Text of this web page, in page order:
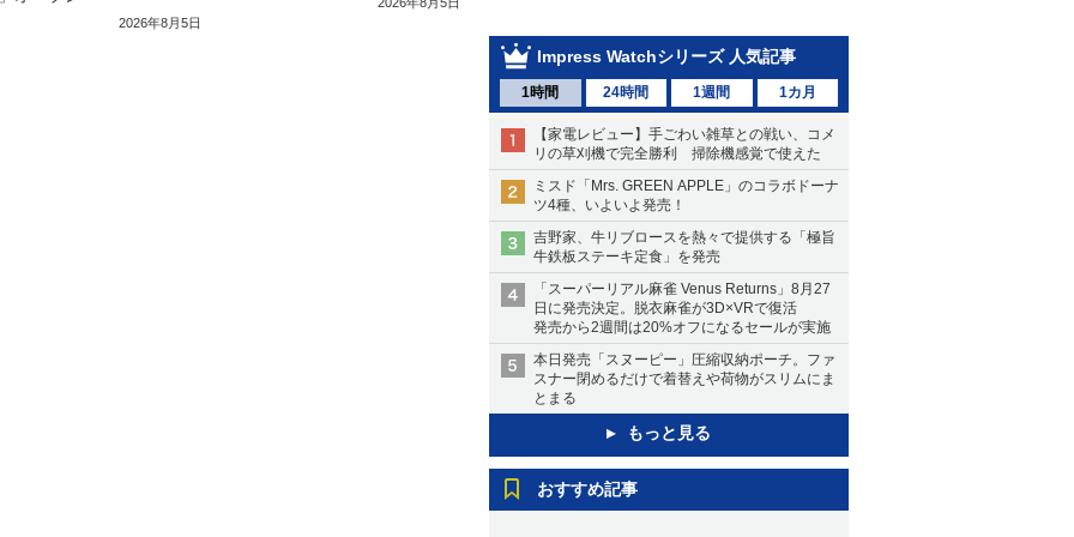
Impress Watchシリーズ 人気記事
1時間 24時間 1週間 1カ月
【家電レビュー】手ごわい雑草との戦い、コメ
リの草刈機で完全勝利 掃除機感覚で使えた
ミスド「Mrs. GREEN APPLE」のコラボドーナ
ツ4種、いよいよ発売！
吉野家、牛リブロースを熱々で提供する「極旨
牛鉄板ステーキ定食」を発売
「スーパーリアル麻雀 Venus Returns」8月27
日に発売決定。脱衣麻雀が3D×VRで復活
発売から2週間は20%オフになるセールが実施
本日発売「スヌーピー」圧縮収納ポーチ。ファ
スナー閉めるだけで着替えや荷物がスリムにま
とまる
もっと見る
おすすめ記事
2026年8月5日